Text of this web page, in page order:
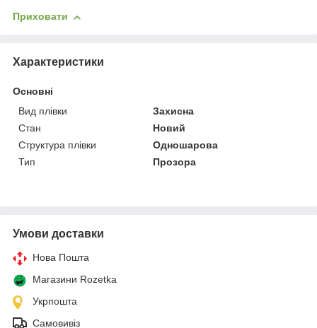
Приховати
Характеристики
Основні
Вид плівки
Захисна
Стан
Новий
Структура плівки
Одношарова
Тип
Прозора
Умови доставки
Нова Пошта
Магазини Rozetka
Укрпошта
Самовивіз